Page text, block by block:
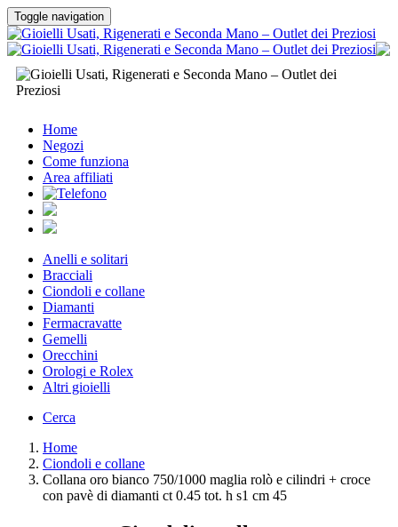
Toggle navigation
Home
Negozi
Come funziona
Area affiliati
Anelli e solitari
Bracciali
Ciondoli e collane
Diamanti
Fermacravatte
Gemelli
Orecchini
Orologi e Rolex
Altri gioielli
Cerca
Home
Ciondoli e collane
Collana oro bianco 750/1000 maglia rolò e cilindri + croce
con pavè di diamanti ct 0.45 tot. h s1 cm 45